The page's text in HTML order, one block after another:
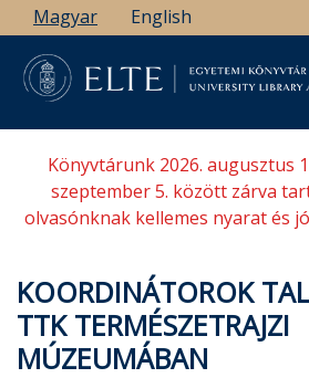
Ugrás
a
tartalomra
Magyar English
Könyvtárunk 2026. augusztus
szeptember 5. között zárva
olvasónknak kellemes nyarat és
KOORDINÁTOROK
TTK TERMÉSZETRAJZI
MÚZEUMÁBAN